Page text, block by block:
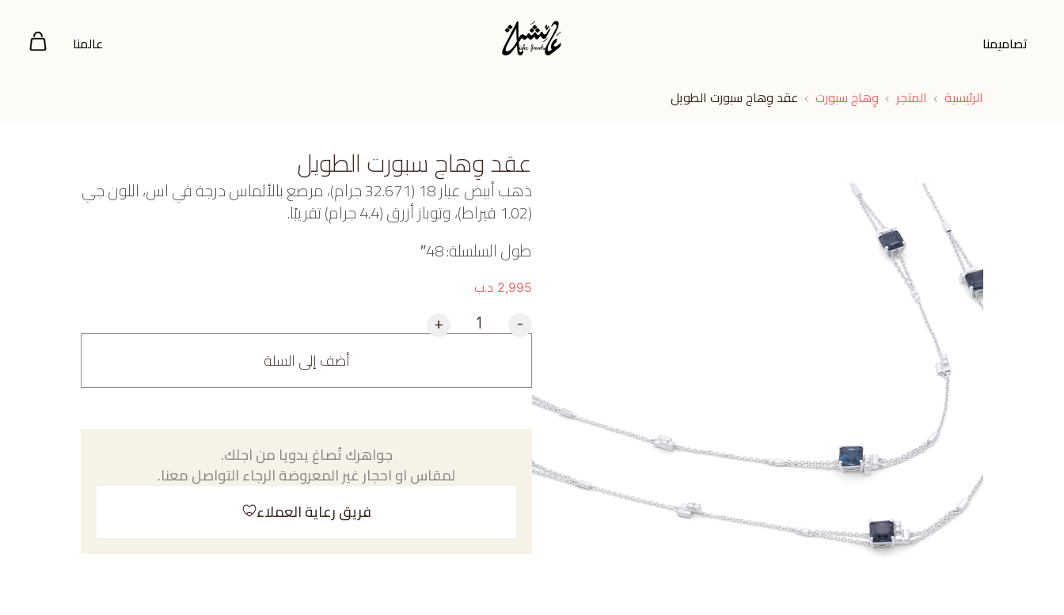
تصاميمنا عالمنا
الرئيسية المتجر وِهاج سبورت عقد وِهاج سبورت الطويل
عقد وِهاج سبورت الطويل
ذهب أبيض عيار 18 (32.671 جرام)، مرصع بالألماس درجة ڤي اس، اللون جي
(1.02 قيراط)، وتوباز أزرق (4.4 جرام) تقريبًا.
طول السلسلة: 48″
2,995 د.ب
-
+
أضف إلى السلة
جواهرك تُصاغ يدويا من اجلك.
لمقاس او احجار غير المعروضة الرجاء التواصل معنا.
فريق رعاية العملاء